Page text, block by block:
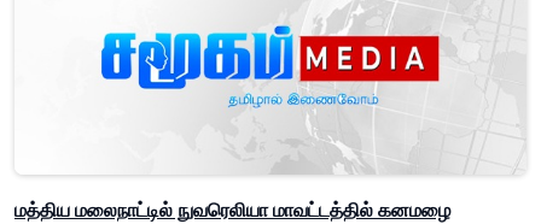
மத்திய மலைநாட்டில் நுவரெலியா மாவட்டத்தில் கனமழை